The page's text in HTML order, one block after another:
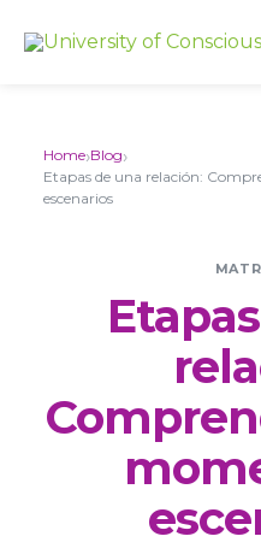
Home›Blog›
Etapas de una relación:
escenarios